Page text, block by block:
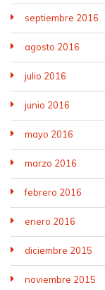
septiembre 2016
agosto 2016
julio 2016
junio 2016
mayo 2016
marzo 2016
febrero 2016
enero 2016
diciembre 2015
noviembre 2015